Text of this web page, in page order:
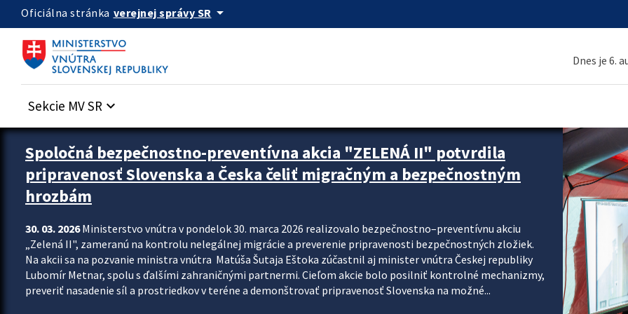
Preskocit na hlavný obsah
Oficiálna stránka verejnej správy SR arrow_drop_down
Dnes je 6.
Sekcie MV SR keyboard_arrow_down
Zastavit automatický posun upútavok
Spoločná bezpečnostno-preventívna akcia "ZELENÁ II" potvrdila
pripravenosť Slovenska a Česka čeliť migračným a bezpečnostným
hrozbám
30. 03. 2026Ministerstvo vnútra v pondelok 30. marca 2026 realizovalo bezpečnostno–preventívnu akciu
„Zelená II", zameranú na kontrolu nelegálnej migrácie a preverenie pripravenosti bezpečnostných zložiek.
Na akcii sa na pozvanie ministra vnútra Matúša Šutaja Eštoka zúčastnil aj minister vnútra Českej republiky
Lubomír Metnar, spolu s ďalšími zahraničnými partnermi. Cieľom akcie bolo posilniť kontrolné mechanizmy,
preveriť nasadenie síl a prostriedkov v teréne a demonštrovať pripravenosť Slovenska na možné...